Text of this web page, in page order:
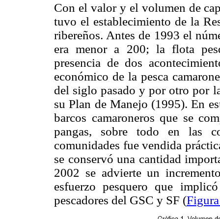
Con el valor y el volumen de
tuvo el establecimiento de la
ribereños. Antes de 1993 el
era menor a 200; la flota
presencia de dos
económico de la pesca
del siglo pasado y por otro por
su Plan de Manejo (1995). En
barcos camaroneros que se
pangas, sobre todo en las
comunidades fue vendida
se conservó una cantidad
2002 se advierte un
esfuerzo pesquero que
pescadores del GSC y SF (